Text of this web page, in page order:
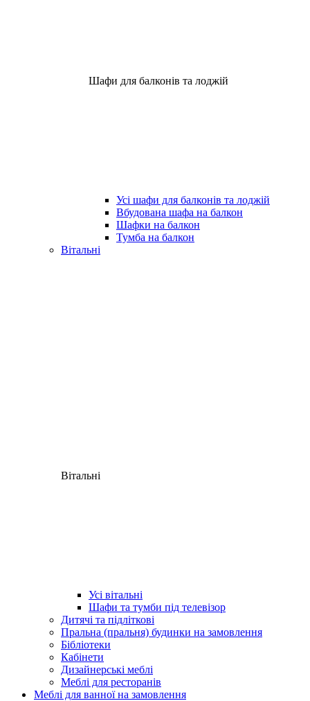
Шафи для балконів та лоджій
Усі шафи для балконів та лоджій
Вбудована шафа на балкон
Шафки на балкон
Тумба на балкон
Вітальні
Вітальні
Усі вітальні
Шафи та тумби під телевізор
Дитячі та підліткові
Пральна (пральня) будинки на замовлення
Бібліотеки
Кабінети
Дизайнерські меблі
Меблі для ресторанів
Меблі для ванної на замовлення